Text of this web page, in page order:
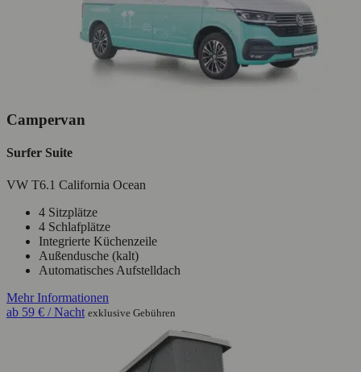
Campervan
Surfer Suite
VW T6.1 California Ocean
4 Sitzplätze
4 Schlafplätze
Integrierte Küchenzeile
Außendusche (kalt)
Automatisches Aufstelldach
Mehr Informationen
ab 59 € / Nacht exklusive Gebühren